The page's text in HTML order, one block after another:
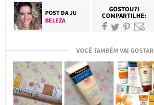
POST DAJU
BELEZA
GOSTOU?!
COMPARTILHE:
VOCÊ TAMBÉM VAI GOSTAR